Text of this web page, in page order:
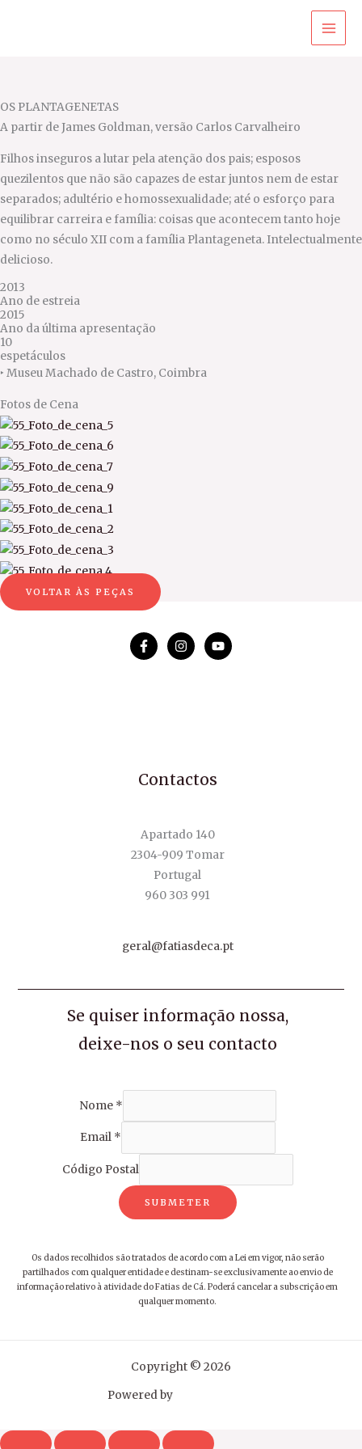
OS PLANTAGENETAS
A partir de James Goldman, versão Carlos Carvalheiro
Filhos inseguros a lutar pela atenção dos pais; esposos
quezilentos que não são capazes de estar juntos nem de estar
separados; adultério e homossexualidade; até o esforço para
equilibrar carreira e família: coisas que acontecem tanto hoje
como no século XII com a família Plantageneta. Intelectualmente
delicioso.
2013
Ano de estreia
2015
Ano da última apresentação
10
espetáculos
‣ Museu Machado de Castro, Coimbra
Fotos de Cena
VOLTAR ÀS PEÇAS
Contactos
Apartado 140
2304-909 Tomar
Portugal
960 303 991
geral@fatiasdeca.pt
Se quiser informação nossa,
deixe-nos o seu contacto
Nome *
Email *
Código Postal
SUBMETER
Os dados recolhidos são tratados de acordo com a Lei em vigor, não serão
partilhados com qualquer entidade e destinam-se exclusivamente ao envio de
informação relativo à atividade do Fatias de Cá. Poderá cancelar a subscrição em
qualquer momento.
Copyright © 2026
Powered by